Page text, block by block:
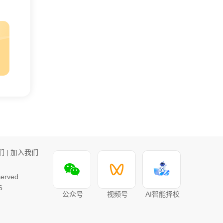
| 加入我们
公众号 视频号 AI智能择校